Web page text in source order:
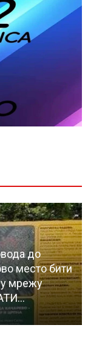
до
место бити
мрежу